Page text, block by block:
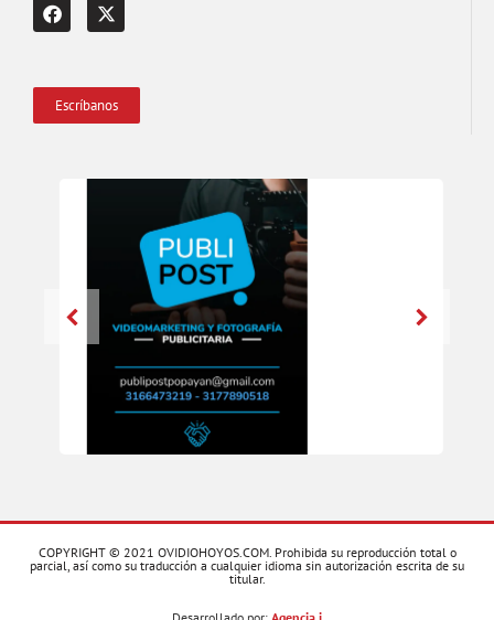
Escríbanos
COPYRIGHT © 2021 OVIDIOHOYOS.COM. Prohibida su reproducción total o
parcial, así como su traducción a cualquier idioma sin autorización escrita de su
titular.